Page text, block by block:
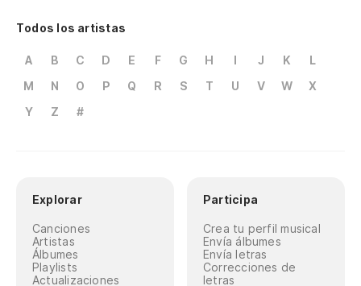
Todos los artistas
A B C D E F G H I J K
L
M
N O P Q R S T U V W
X
Y
Z #
Explorar
Canciones
Artistas
Álbumes
Playlists
Actualizaciones
Participa
Crea tu perfil musical
Envía álbumes
Envía letras
Correcciones de
letras